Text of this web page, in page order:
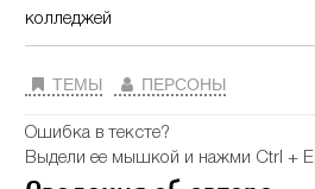
колледжей
ТЕМЫ ПЕРСОНЫ
Ошибка в тексте?
Выдели ее мышкой и нажми Ctrl +